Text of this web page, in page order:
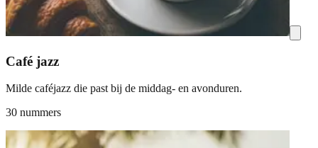
Café jazz
Milde caféjazz die past bij de middag- en avonduren.
30 nummers